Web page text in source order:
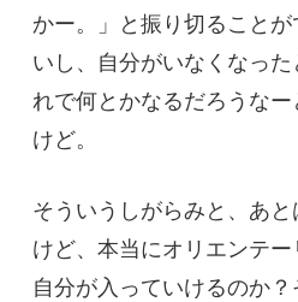
かー。」と振り切ること
いし、自分がいなくなっ
れで何とかなるだろうな
けど。
そういうしがらみと、あ
けど、本当にオリエンテ
自分が入っていけるのか